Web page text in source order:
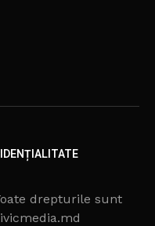
drepturile sunt